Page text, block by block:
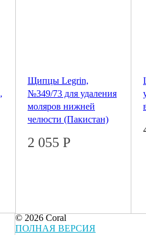
Щипцы Legrin,
№349/73 для удаления
моляров нижней
челюсти (Пакистан)
2 055 Р
© 2026 Coral
ПОЛНАЯ ВЕРСИЯ